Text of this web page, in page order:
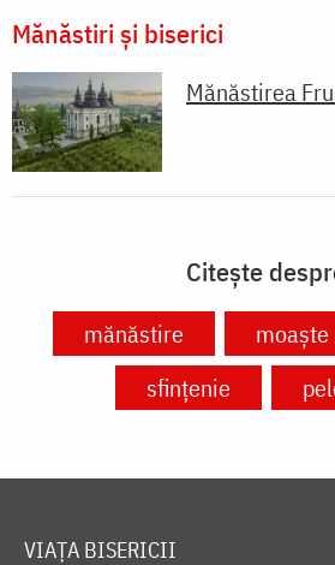
Mănăstiri și biserici
Mănăstirea
Citește
mănăstire moaște
sfințenie
VIAȚA BISERICII